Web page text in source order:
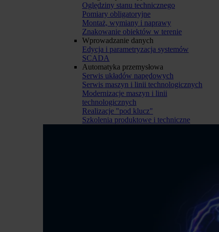
Oględziny stanu technicznego
Pomiary obligatoryjne
Montaż, wymiany i naprawy
Znakowanie obiektów w terenie
Wprowadzanie danych
Edycja i parametryzacja systemów
SCADA
Automatyka przemysłowa
Serwis układów napędowych
Serwis maszyn i linii technologicznych
Modernizacje maszyn i linii
technologicznych
Realizacje "pod klucz"
Szkolenia produktowe i techniczne